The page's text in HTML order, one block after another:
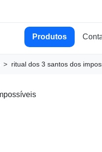
Produtos
ritual dos 3 santos dos